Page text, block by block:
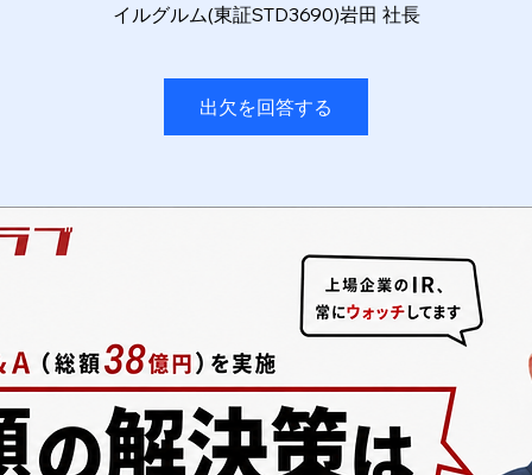
イルグルム(東証STD3690)岩田 社長
出欠を回答する